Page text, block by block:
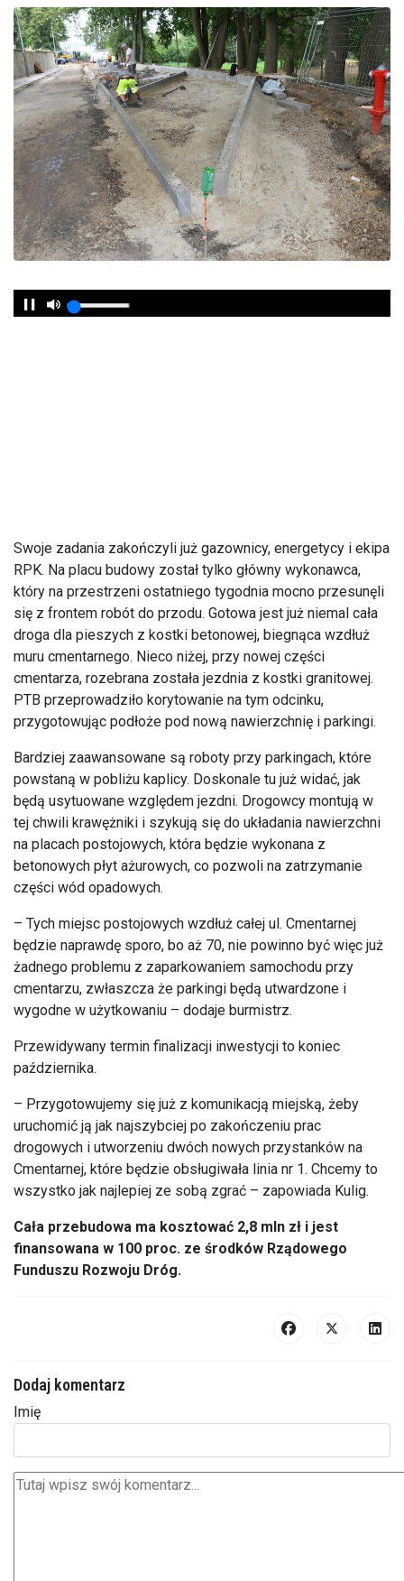
Swoje zadania zakończyli już gazownicy, energetycy i ekipa
RPK. Na placu budowy został tylko główny wykonawca,
który na przestrzeni ostatniego tygodnia mocno przesunęli
się z frontem robót do przodu. Gotowa jest już niemal cała
droga dla pieszych z kostki betonowej, biegnąca wzdłuż
muru cmentarnego. Nieco niżej, przy nowej części
cmentarza, rozebrana została jezdnia z kostki granitowej.
PTB przeprowadziło korytowanie na tym odcinku,
przygotowując podłoże pod nową nawierzchnię i parkingi.
Bardziej zaawansowane są roboty przy parkingach, które
powstaną w pobliżu kaplicy. Doskonale tu już widać, jak
będą usytuowane względem jezdni. Drogowcy montują w
tej chwili krawężniki i szykują się do układania nawierzchni
na placach postojowych, która będzie wykonana z
betonowych płyt ażurowych, co pozwoli na zatrzymanie
części wód opadowych.
– Tych miejsc postojowych wzdłuż całej ul. Cmentarnej
będzie naprawdę sporo, bo aż 70, nie powinno być więc już
żadnego problemu z zaparkowaniem samochodu przy
cmentarzu, zwłaszcza że parkingi będą utwardzone i
wygodne w użytkowaniu – dodaje burmistrz.
Przewidywany termin finalizacji inwestycji to koniec
października.
– Przygotowujemy się już z komunikacją miejską, żeby
uruchomić ją jak najszybciej po zakończeniu prac
drogowych i utworzeniu dwóch nowych przystanków na
Cmentarnej, które będzie obsługiwała linia nr 1. Chcemy to
wszystko jak najlepiej ze sobą zgrać – zapowiada Kulig.
Cała przebudowa ma kosztować 2,8 mln zł i jest
finansowana w 100 proc. ze środków Rządowego
Funduszu Rozwoju Dróg.
Dodaj komentarz
Imię